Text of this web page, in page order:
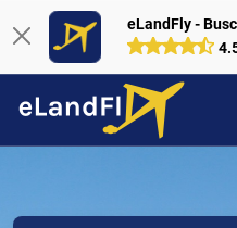
eLandFly -